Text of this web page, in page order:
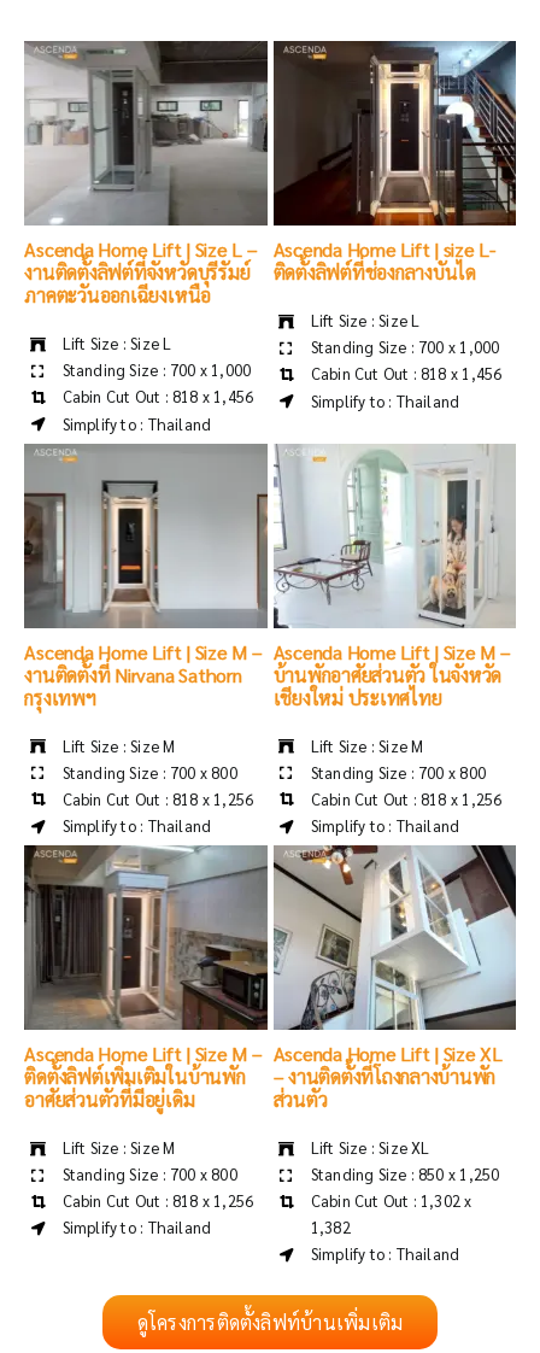
Ascenda Home Lift | Size L –
งานติดตั้งลิฟต์ที่จังหวัดบุรีรัมย์
ภาคตะวันออกเฉียงเหนือ
Lift Size : Size L
Standing Size : 700 x 1,000
Cabin Cut Out : 818 x 1,456
Simplify to : Thailand
Ascenda Home Lift | size L-
ติดตั้งลิฟต์ที่ช่องกลางบันได
Lift Size : Size L
Standing Size : 700 x 1,000
Cabin Cut Out : 818 x 1,456
Simplify to : Thailand
Ascenda Home Lift | Size M –
งานติดตั้งที่ Nirvana Sathorn
กรุงเทพฯ
Lift Size : Size M
Standing Size : 700 x 800
Cabin Cut Out : 818 x 1,256
Simplify to : Thailand
Ascenda Home Lift | Size M –
บ้านพักอาศัยส่วนตัว ในจังหวัด
เชียงใหม่ ประเทศไทย
Lift Size : Size M
Standing Size : 700 x 800
Cabin Cut Out : 818 x 1,256
Simplify to : Thailand
Ascenda Home Lift | Size M –
ติดตั้งลิฟต์เพิ่มเติมในบ้านพัก
อาศัยส่วนตัวที่มีอยู่เดิม
Lift Size : Size M
Standing Size : 700 x 800
Cabin Cut Out : 818 x 1,256
Simplify to : Thailand
Ascenda Home Lift | Size XL
– งานติดตั้งที่โถงกลางบ้านพัก
ส่วนตัว
Lift Size : Size XL
Standing Size : 850 x 1,250
Cabin Cut Out : 1,302 x
1,382
Simplify to : Thailand
ดูโครงการติดตั้งลิฟท์บ้านเพิ่มเติม